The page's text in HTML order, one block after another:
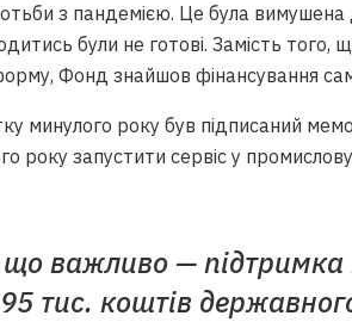
з пандемією. Це була вимушена
були не готові. Замість
Фонд знайшов фінансування
минулого року був підписаний
року запустити сервіс у
що важливо —
тис. коштів